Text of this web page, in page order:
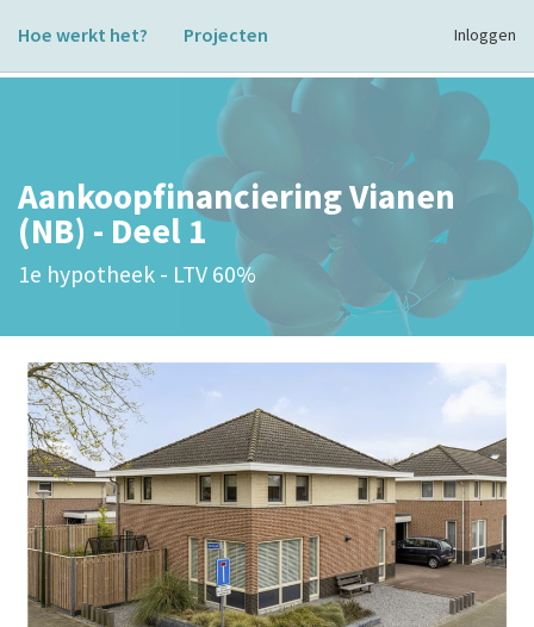
Hoe werkt het? Projecten Inloggen
Aankoopfinanciering Vianen
(NB) - Deel 1
1e hypotheek - LTV 60%